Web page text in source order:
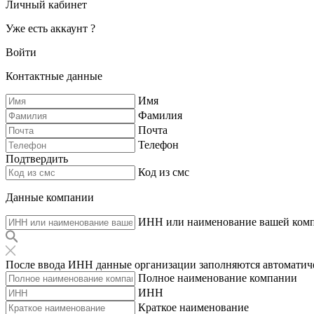
Личный кабинет
Уже есть аккаунт ?
Войти
Контактные данные
Имя
Фамилия
Почта
Телефон
Подтвердить
Код из смс
Данные компании
ИНН или наименование вашей
После ввода ИНН данные организации заполняются
Полное наименование компании
ИНН
Краткое наименование